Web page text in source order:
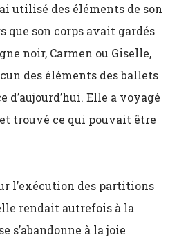
utilisé des éléments de son
que son corps avait gardés
noir, Carmen ou Giselle,
des éléments des ballets
d’aujourd’hui. Elle a voyagé
trouvé ce qui pouvait être
l’exécution des partitions
rendait autrefois à la
s’abandonne à la joie